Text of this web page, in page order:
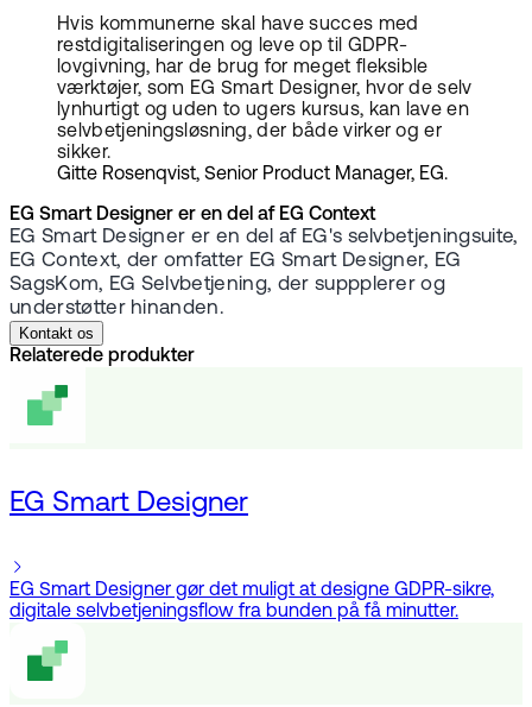
Hvis kommunerne skal have succes med
restdigitaliseringen og leve op til GDPR-
lovgivning, har de brug for meget fleksible
værktøjer, som EG Smart Designer, hvor de selv
lynhurtigt og uden to ugers kursus, kan lave en
selvbetjeningsløsning, der både virker og er
sikker.
Gitte Rosenqvist, Senior Product Manager, EG.
EG Smart Designer er en del af EG Context
EG Smart Designer er en del af EG's selvbetjeningsuite,
EG Context, der omfatter EG Smart Designer, EG
SagsKom, EG Selvbetjening, der suppplerer og
understøtter hinanden.
Kontakt os
Relaterede produkter
EG Smart Designer
EG Smart Designer gør det muligt at designe GDPR-sikre,
digitale selvbetjeningsflow fra bunden på få minutter.